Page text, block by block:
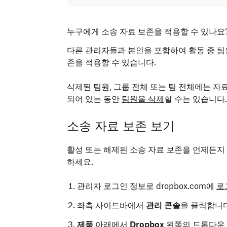
누구에게 소송 자료 보존을 적용할 수 있나요
다른 관리자들과 본인을 포함하여 활동 중
존을 적용할 수 있습니다.
삭제된 팀원, 그룹 전체 또는 팀 전체에는 자
되어 있는 동안 팀원을 삭제할 수는 있습니다.
소송 자료 보존 보기
활성 또는 해제된 소송 자료 보존을 언제든
하세요.
관리자 로그인 정보로 dropbox.com에 로
좌측 사이드바에서 관리 콘솔을 클릭합니
제품 아래에서 Dropbox 왼쪽의 드롭다